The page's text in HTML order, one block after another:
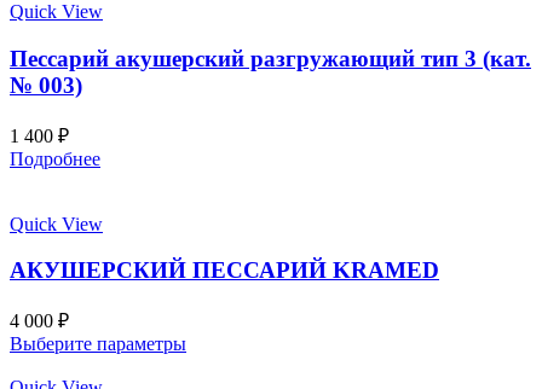
Quick View
Пессарий акушерский разгружающий тип 3 (кат.
№ 003)
1 400 ₽
Подробнее
Quick View
АКУШЕРСКИЙ ПЕССАРИЙ KRAMED
4 000 ₽
Выберите параметры